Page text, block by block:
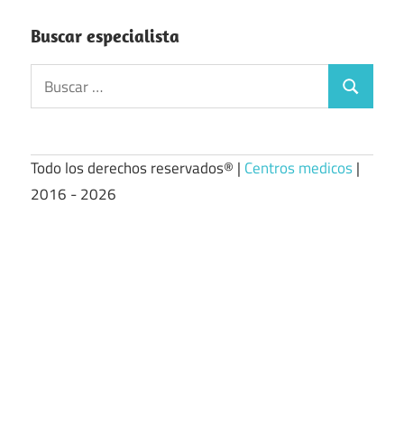
Buscar especialista
Buscar:
Buscar
Todo los derechos reservados® | Centros medicos|
2016 - 2026